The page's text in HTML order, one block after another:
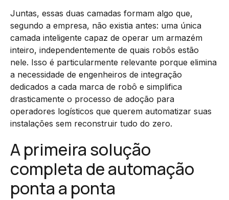
Juntas, essas duas camadas formam algo que,
segundo a empresa, não existia antes: uma única
camada inteligente capaz de operar um armazém
inteiro, independentemente de quais robôs estão
nele. Isso é particularmente relevante porque elimina
a necessidade de engenheiros de integração
dedicados a cada marca de robô e simplifica
drasticamente o processo de adoção para
operadores logísticos que querem automatizar suas
instalações sem reconstruir tudo do zero.
A primeira solução
completa de automação
ponta a ponta